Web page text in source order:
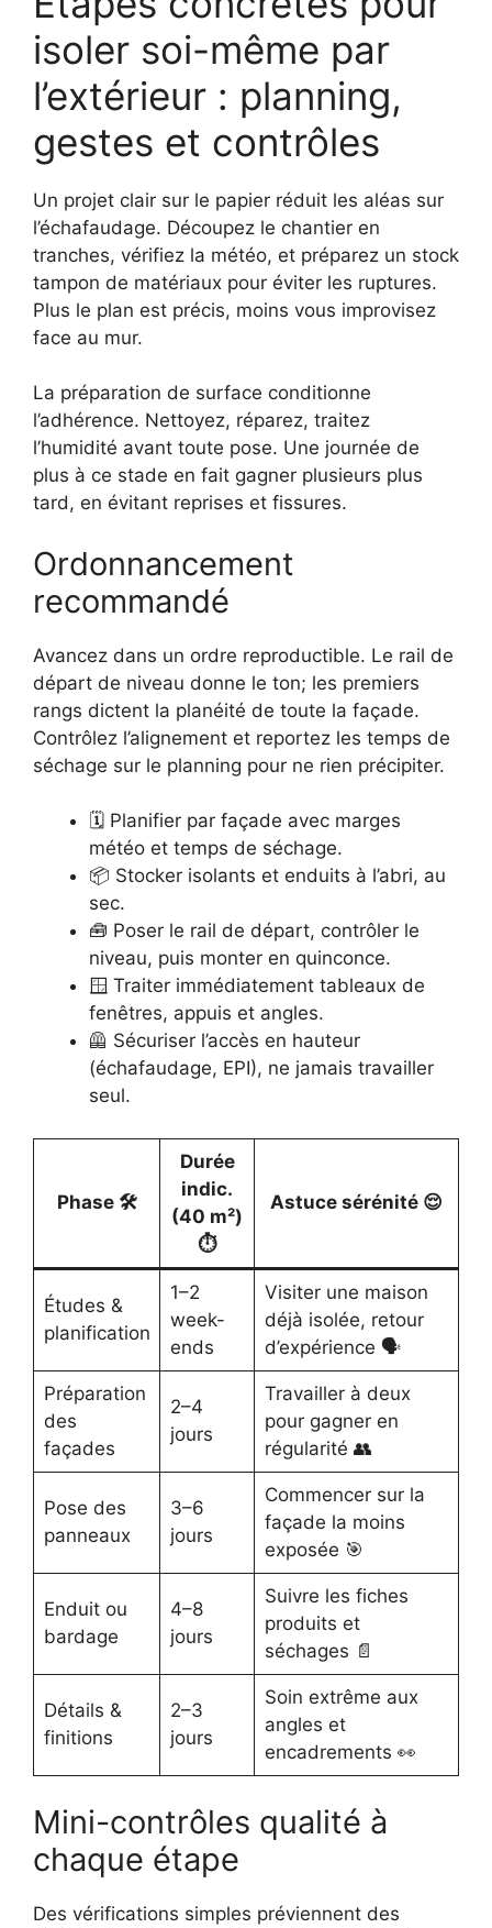
isoler soi-même par
l’extérieur : planning,
gestes et contrôles
Un projet clair sur le papier réduit les aléas sur
l’échafaudage. Découpez le chantier en
tranches, vérifiez la météo, et préparez un stock
tampon de matériaux pour éviter les ruptures.
Plus le plan est précis, moins vous improvisez
face au mur.
La préparation de surface conditionne
l’adhérence. Nettoyez, réparez, traitez
l’humidité avant toute pose. Une journée de
plus à ce stade en fait gagner plusieurs plus
tard, en évitant reprises et fissures.
Ordonnancement
recommandé
Avancez dans un ordre reproductible. Le rail de
départ de niveau donne le ton; les premiers
rangs dictent la planéité de toute la façade.
Contrôlez l’alignement et reportez les temps de
séchage sur le planning pour ne rien précipiter.
🗓️ Planifier par façade avec marges
météo et temps de séchage.
📦 Stocker isolants et enduits à l’abri, au
sec.
🧰 Poser le rail de départ, contrôler le
niveau, puis monter en quinconce.
🪟 Traiter immédiatement tableaux de
fenêtres, appuis et angles.
🦺 Sécuriser l’accès en hauteur
(échafaudage, EPI), ne jamais travailler
seul.
Phase 🛠️
Durée
indic.
(40 m²)
⏱️
Astuce sérénité 😌
Études &
planification
1–2
week-
ends
Visiter une maison
déjà isolée, retour
d’expérience 🗣️
Préparation
des
façades
2–4
jours
Travailler à deux
pour gagner en
régularité 👥
Pose des
panneaux
3–6
jours
Commencer sur la
façade la moins
exposée 🎯
Enduit ou
bardage
4–8
jours
Suivre les fiches
produits et
séchages 📄
Détails &
finitions
2–3
jours
Soin extrême aux
angles et
encadrements 👀
Mini-contrôles qualité à
chaque étape
Des vérifications simples préviennent des